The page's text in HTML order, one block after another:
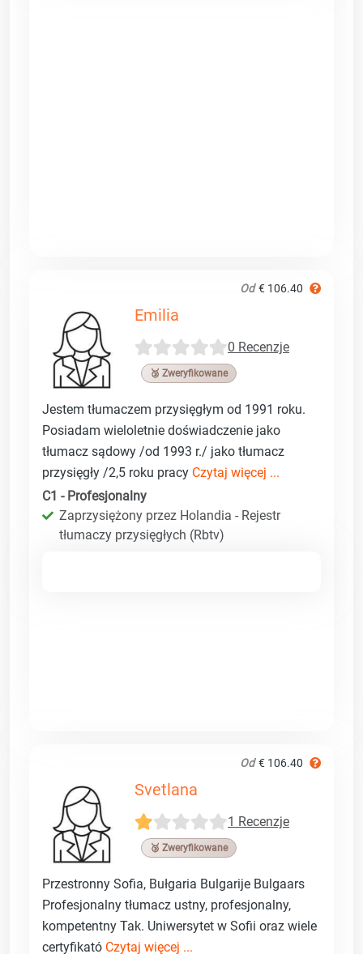
Od € 106.40
Emilia
0 Recenzje
🥉 Zweryfikowane
Jestem tłumaczem przysięgłym od 1991 roku.
Posiadam wieloletnie doświadczenie jako
tłumacz sądowy /od 1993 r./ jako tłumacz
przysięgły /2,5 roku pracy Czytaj więcej ...
C1 - Profesjonalny
Zaprzysiężony przez Holandia - Rejestr
tłumaczy przysięgłych (Rbtv)
Od € 106.40
Svetlana
1 Recenzje
🥉 Zweryfikowane
Przestronny Sofia, Bułgaria Bulgarije Bulgaars
Profesjonalny tłumacz ustny, profesjonalny,
kompetentny Tak. Uniwersytet w Sofii oraz wiele
certyfikató Czytaj więcej ...